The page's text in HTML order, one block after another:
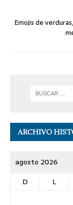
Emojis de
ARCHIVO
agosto 2026
D
L